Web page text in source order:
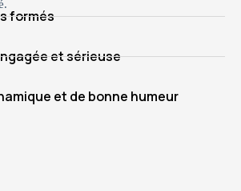
formés
et sérieuse
et de bonne humeur